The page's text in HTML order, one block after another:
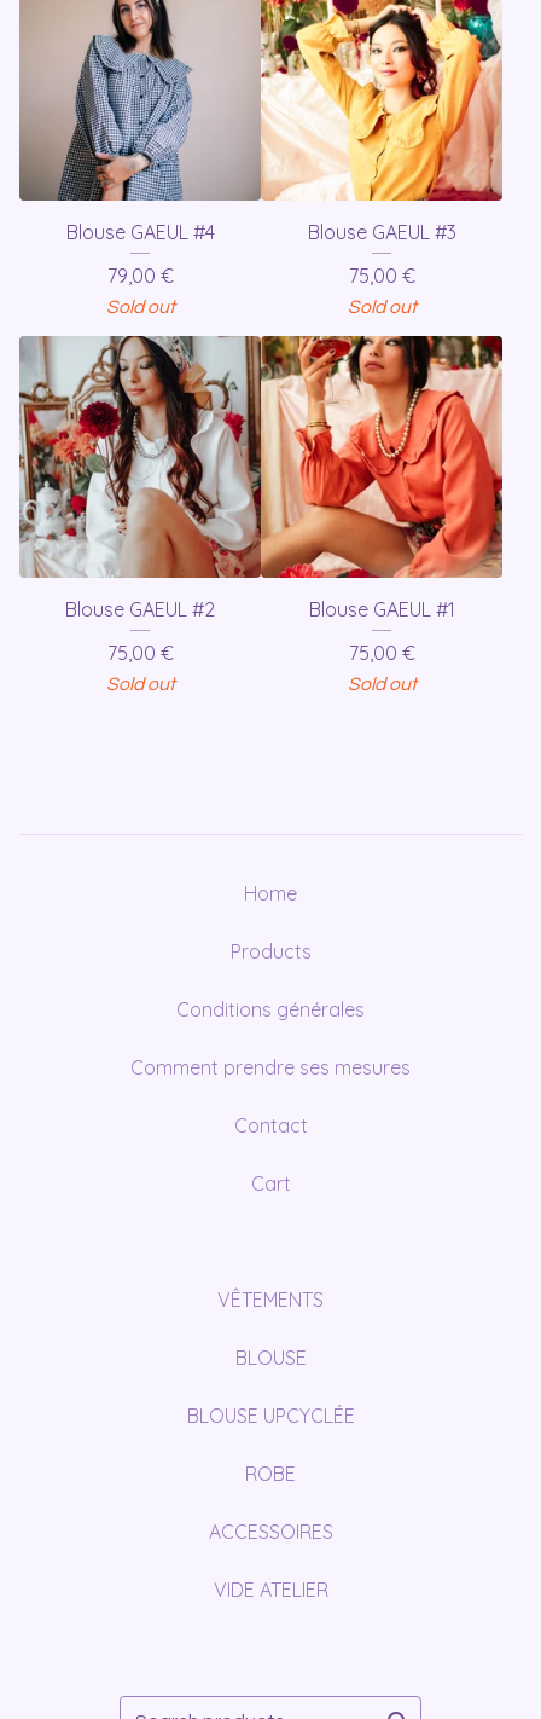
Blouse GAEUL #4
79,00 €
Sold out
Blouse GAEUL #3
75,00 €
Sold out
Blouse GAEUL #2
75,00 €
Sold out
Blouse GAEUL #1
75,00 €
Sold out
Home
Products
Conditions générales
Comment prendre ses mesures
Contact
Cart
VÊTEMENTS
BLOUSE
BLOUSE UPCYCLÉE
ROBE
ACCESSOIRES
VIDE ATELIER
Search